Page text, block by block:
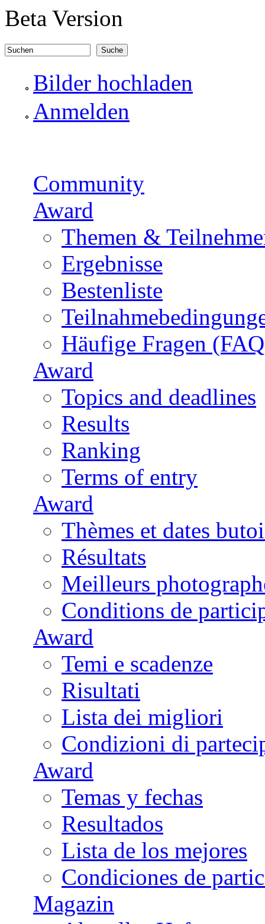
Direkt zum Inhalt
Beta Version
Suchformular
Bilder hochladen
Anmelden
Community
Award
Themen &
Ergebnisse
Bestenliste
Häufige Fragen
Award
Topics and deadlines
Results
Ranking
Terms of entry
Award
Thèmes et dates
Résultats
Meilleurs
Conditions de
Award
Temi e scadenze
Risultati
Lista dei migliori
Condizioni di
Award
Temas y fechas
Resultados
Lista de los mejores
Condiciones de
Magazin